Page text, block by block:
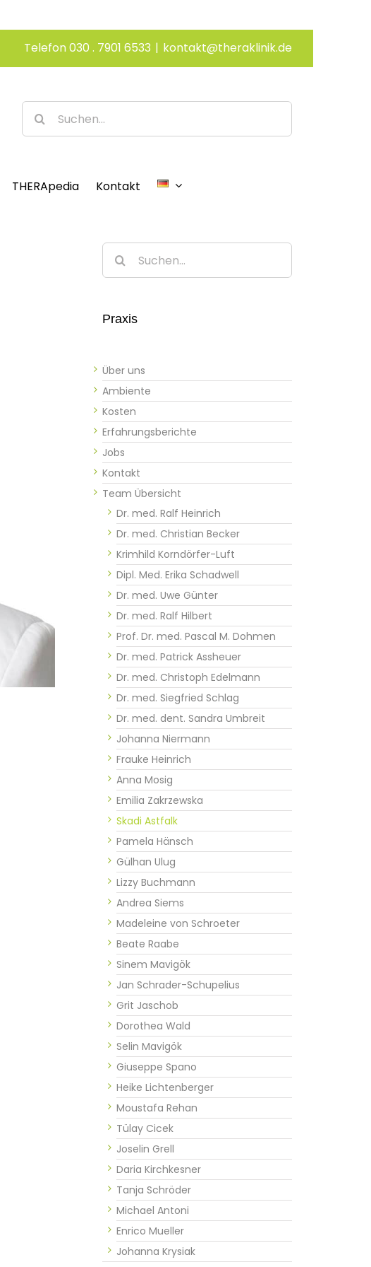
Telefon 030 . 7901 6533 | kontakt@theraklinik.de
Suche
nach:
THERApedia Kontakt
Suche
nach:
Praxis
Über uns
Ambiente
Kosten
Erfahrungsberichte
Jobs
Kontakt
Team Übersicht
Dr. med. Ralf Heinrich
Dr. med. Christian Becker
Krimhild Korndörfer-Luft
Dipl. Med. Erika Schadwell
Dr. med. Uwe Günter​​​​
Dr. med. Ralf Hilbert
Prof. Dr. med. Pascal M. Dohmen
Dr. med. Patrick Assheuer
Dr. med. Christoph Edelmann
Dr. med. Siegfried Schlag
Dr. med. dent. Sandra Umbreit
Johanna Niermann
Frauke Heinrich
Anna Mosig
Emilia Zakrzewska
Skadi Astfalk
Pamela Hänsch
Gülhan Ulug
Lizzy Buchmann
Andrea Siems
Madeleine von Schroeter
Beate Raabe
Sinem Mavigök
Jan Schrader-Schupelius
Grit Jaschob
Dorothea Wald
Selin Mavigök
Giuseppe Spano
Heike Lichtenberger
Moustafa Rehan
Tülay Cicek
Joselin Grell
Daria Kirchkesner
Tanja Schröder
Michael Antoni
Enrico Mueller
Johanna Krysiak